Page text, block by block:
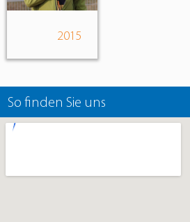
2015
So finden Sie uns